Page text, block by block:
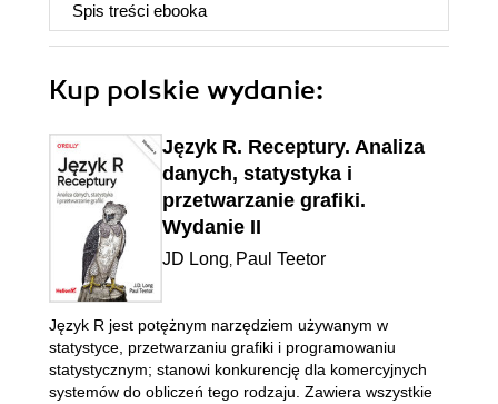
Spis treści ebooka
Kup polskie wydanie:
Język R. Receptury. Analiza
danych, statystyka i
przetwarzanie grafiki.
Wydanie II
JD Long, Paul Teetor
Język R jest potężnym narzędziem używanym w
statystyce, przetwarzaniu grafiki i programowaniu
statystycznym; stanowi konkurencję dla komercyjnych
systemów do obliczeń tego rodzaju. Zawiera wszystkie